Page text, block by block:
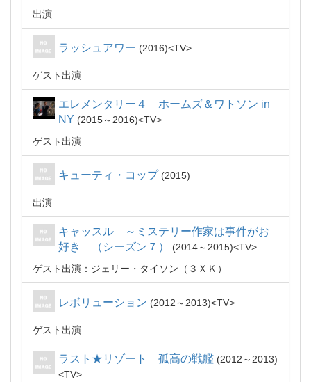
出演
ラッシュアワー 2016 TV
ゲスト出演
エレメンタリー４ ホームズ＆ワトソン in
NY
2015～2016
TV
ゲスト出演
キューティ・コップ 2015
出演
キャッスル ～ミステリー作家は事件がお
好き （シーズン７）
2014～2015
TV
ゲスト出演：ジェリー・タイソン（３ＸＫ）
レボリューション 2012～2013 TV
ゲスト出演
ラスト★リゾート 孤高の戦艦
2012～2013
TV